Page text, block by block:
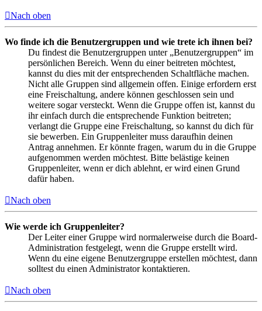
Nach oben
Wo finde ich die Benutzergruppen und wie trete ich ihnen bei?
Du findest die Benutzergruppen unter „Benutzergruppen“ im
persönlichen Bereich. Wenn du einer beitreten möchtest,
kannst du dies mit der entsprechenden Schaltfläche machen.
Nicht alle Gruppen sind allgemein offen. Einige erfordern erst
eine Freischaltung, andere können geschlossen sein und
weitere sogar versteckt. Wenn die Gruppe offen ist, kannst du
ihr einfach durch die entsprechende Funktion beitreten;
verlangt die Gruppe eine Freischaltung, so kannst du dich für
sie bewerben. Ein Gruppenleiter muss daraufhin deinen
Antrag annehmen. Er könnte fragen, warum du in die Gruppe
aufgenommen werden möchtest. Bitte belästige keinen
Gruppenleiter, wenn er dich ablehnt, er wird einen Grund
dafür haben.
Nach oben
Wie werde ich Gruppenleiter?
Der Leiter einer Gruppe wird normalerweise durch die Board-
Administration festgelegt, wenn die Gruppe erstellt wird.
Wenn du eine eigene Benutzergruppe erstellen möchtest, dann
solltest du einen Administrator kontaktieren.
Nach oben